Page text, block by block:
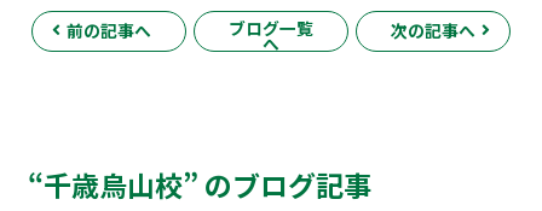
前の記事へ ブログ一覧
へ
次の記事へ
“千歳烏山校” のブログ記事